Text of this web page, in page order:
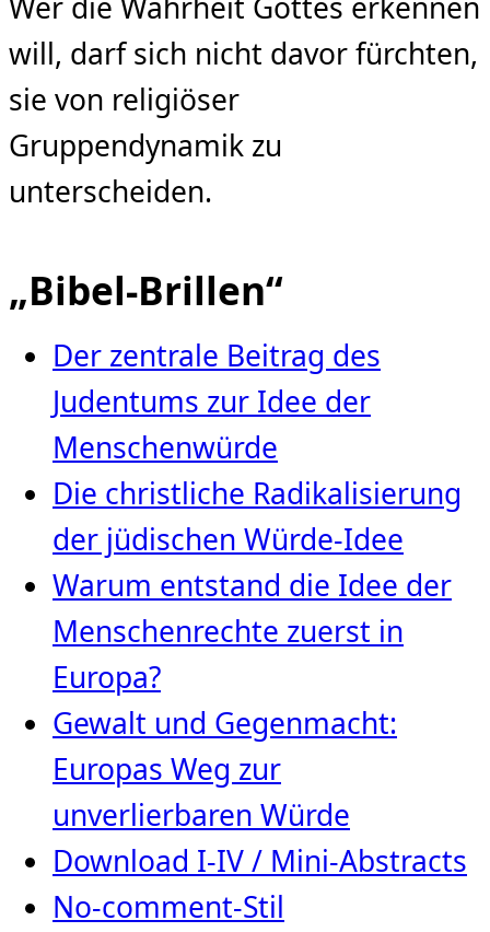
Wer die Wahrheit Gottes erkennen
will, darf sich nicht davor fürchten,
sie von religiöser
Gruppendynamik zu
unterscheiden.
„Bibel-Brillen“
Der zentrale Beitrag des
Judentums zur Idee der
Menschenwürde
Die christliche Radikalisierung
der jüdischen Würde‑Idee
Warum entstand die Idee der
Menschenrechte zuerst in
Europa?
Gewalt und Gegenmacht:
Europas Weg zur
unverlierbaren Würde
Download I-IV / Mini-Abstracts
No-comment-Stil